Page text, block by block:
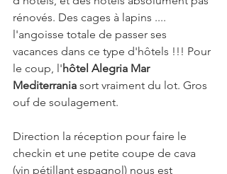
rénovés. Des cages à lapins ....
l'angoisse totale de passer ses
vacances dans ce type d'hôtels !!! Pour
le coup, l'hôtel Alegria Mar
Mediterrania sort vraiment du lot. Gros
ouf de soulagement.
Direction la réception pour faire le
checkin et une petite coupe de cava
(vin pétillant espagnol) nous est